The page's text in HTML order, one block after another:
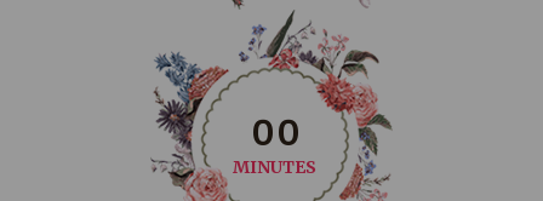
00
MINUTES